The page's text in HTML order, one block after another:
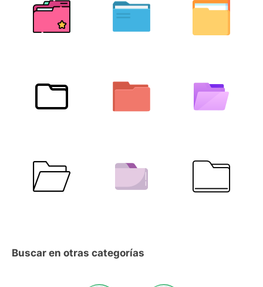
Buscar en otras categorías